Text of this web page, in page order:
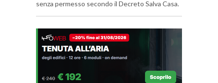
senza permesso secondo il Decreto Salva Casa.